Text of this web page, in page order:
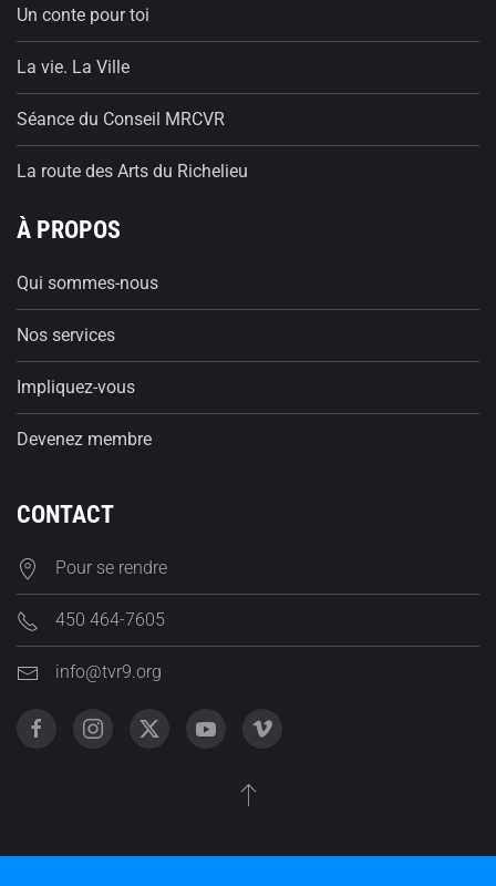
Un conte pour toi
La vie. La Ville
Séance du Conseil MRCVR
La route des Arts du Richelieu
À PROPOS
Qui sommes-nous
Nos services
Impliquez-vous
Devenez membre
CONTACT
Pour se rendre
450 464-7605
info@tvr9.org